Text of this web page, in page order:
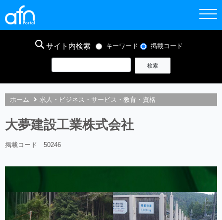
サイト内検索 キーワード 掲載コード
ホーム 求人・ビジネス・サービス・教育・資格
大夢建設工業株式会社
掲載コード 50246